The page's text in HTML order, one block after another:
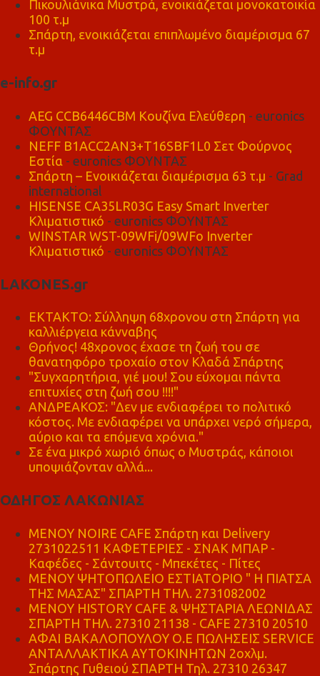
Πικουλιάνικα Μυστρά, ενοικιάζεται μονοκατοικία
100 τ.μ
Σπάρτη, ενοικιάζεται επιπλωμένο διαμέρισμα 67
τ.μ
e-info.gr
AEG CCB6446CBM Κουζίνα Ελεύθερη - euronics
ΦΟΥΝΤΑΣ
NEFF B1ACC2AN3+T16SBF1L0 Σετ Φούρνος
Εστία - euronics ΦΟΥΝΤΑΣ
Σπάρτη – Ενοικιάζεται διαμέρισμα 63 τ.μ - Grad
international
HISENSE CA35LR03G Easy Smart Inverter
Κλιματιστικό - euronics ΦΟΥΝΤΑΣ
WINSTAR WST-09WFi/09WFo Inverter
Κλιματιστικό - euronics ΦΟΥΝΤΑΣ
LAKONES.gr
ΕΚΤΑΚΤΟ: Σύλληψη 68χρονου στη Σπάρτη για
καλλιέργεια κάνναβης
Θρήνος! 48χρονος έχασε τη ζωή του σε
θανατηφόρο τροχαίο στον Κλαδά Σπάρτης
"Συγχαρητήρια, γιέ μου! Σου εύχομαι πάντα
επιτυχίες στη ζωή σου !!!!"
ΑΝΔΡΕΑΚΟΣ: "Δεν με ενδιαφέρει το πολιτικό
κόστος. Με ενδιαφέρει να υπάρχει νερό σήμερα,
αύριο και τα επόμενα χρόνια."
Σε ένα μικρό χωριό όπως ο Μυστράς, κάποιοι
υποψιάζονταν αλλά...
ΟΔΗΓΟΣ ΛΑΚΩΝΙΑΣ
MENOY NOIRE CAFE Σπάρτη και Delivery
2731022511 ΚΑΦΕΤΕΡΙΕΣ - ΣΝΑΚ ΜΠΑΡ -
Καφέδες - Σάντουιτς - Μπεκέτες - Πίτες
ΜΕΝΟΥ ΨΗΤΟΠΩΛΕΙΟ ΕΣΤΙΑΤΟΡΙΟ " Η ΠΙΑΤΣΑ
ΤΗΣ ΜΑΣΑΣ" ΣΠΑΡΤΗ ΤΗΛ. 2731082002
ΜΕΝΟΥ HISTORY CAFE & ΨΗΣΤΑΡΙΑ ΛΕΩΝΙΔΑΣ
ΣΠΑΡΤΗ ΤΗΛ. 27310 21138 - CAFE 27310 20510
ΑΦΑΙ ΒΑΚΑΛΟΠΟΥΛΟΥ Ο.Ε ΠΩΛΗΣΕΙΣ SERVICE
ΑΝΤΑΛΛΑΚΤΙΚΑ ΑΥΤΟΚΙΝΗΤΩΝ 2οχλμ.
Σπάρτης Γυθειού ΣΠΑΡΤΗ Τηλ. 27310 26347